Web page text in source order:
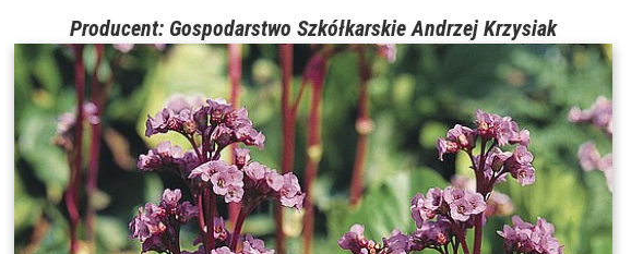
Producent: Gospodarstwo Szkółkarskie Andrzej Krzysiak